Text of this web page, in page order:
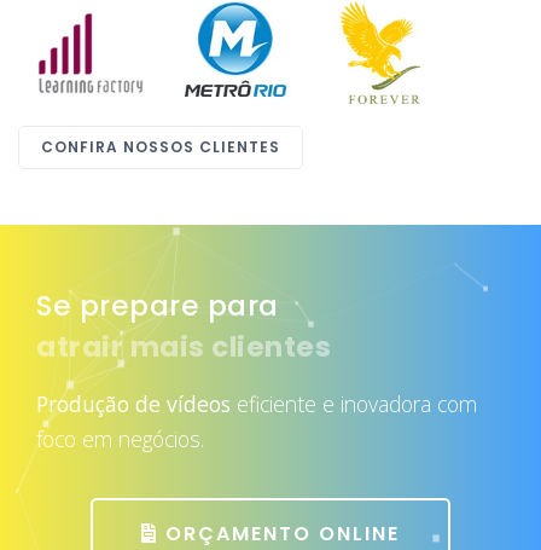
CONFIRA NOSSOS CLIENTES
Se prepare para
atrair mais clientes
Produção de vídeos eficiente e inovadora com
foco em negócios.
ORÇAMENTO ONLINE